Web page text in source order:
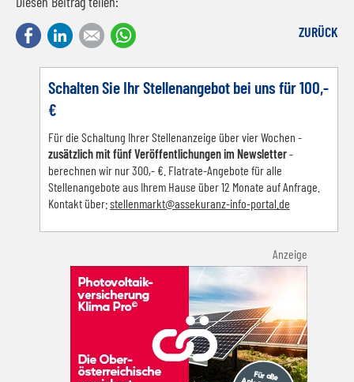
FacebookLinkedInE-mail ZURÜCK
Schalten Sie Ihr Stellenangebot bei uns für 100,-
€
Für die Schaltung Ihrer Stellenanzeige über vier Wochen -
zusätzlich mit fünf Veröffentlichungen im Newsletter-
berechnen wir nur 300,- €. Flatrate-Angebote für alle
Stellenangebote aus Ihrem Hause über 12 Monate auf Anfrage.
Kontakt über:stellenmarkt@assekuranz-info-portal.de
Anzeige